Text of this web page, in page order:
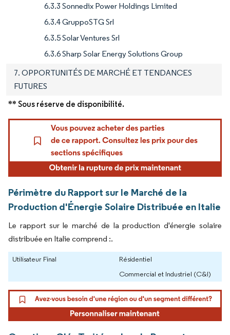
6.3.3 Sonnedix Power Holdings Limited
6.3.4 GruppoSTG Srl
6.3.5 Solar Ventures Srl
6.3.6 Sharp Solar Energy Solutions Group
7. OPPORTUNITÉS DE MARCHÉ ET TENDANCES
FUTURES
** Sous réserve de disponibilité.
Périmètre du Rapport sur le Marché de la
Production d'Énergie Solaire Distribuée en Italie
Le rapport sur le marché de la production d'énergie solaire
distribuée en Italie comprend :.
Utilisateur Final
Résidentiel
Commercial et Industriel (C&I)